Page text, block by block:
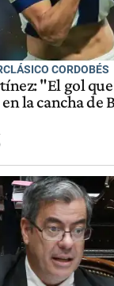
CORDOBÉS
"El gol
la cancha de